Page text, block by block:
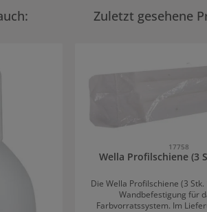
Zuletzt gesehene
17758
Wella Profilschiene (3
Die Wella Profilschiene (3
Wandbefestigung für
Farbvorratssystem. Im